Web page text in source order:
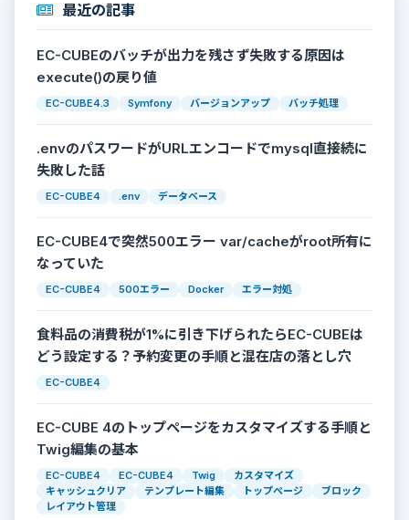
最近の記事
EC-CUBEのバッチが出力を残さず失敗する原因は
execute()の戻り値
EC-CUBE4.3 Symfony バージョンアップ バッチ処理
.envのパスワードがURLエンコードでmysql直接続に
失敗した話
EC-CUBE4 .env データベース
EC-CUBE4で突然500エラー var/cacheがroot所有に
なっていた
EC-CUBE4 500エラー Docker エラー対処
食料品の消費税が1%に引き下げられたらEC-CUBEは
どう設定する？予約変更の手順と混在店の落とし穴
EC-CUBE4
EC-CUBE 4のトップページをカスタマイズする手順と
Twig編集の基本
EC-CUBE4 EC-CUBE4 Twig
カスタマイズ
キャッシュクリア
テンプレート編集 トップページ
ブロック
レイアウト管理